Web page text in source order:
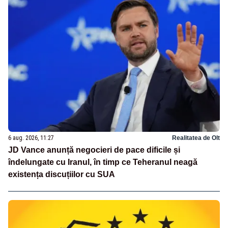
6 aug. 2026, 11:27 Realitatea de Olt
JD Vance anunță negocieri de pace dificile și
îndelungate cu Iranul, în timp ce Teheranul neagă
existența discuțiilor cu SUA